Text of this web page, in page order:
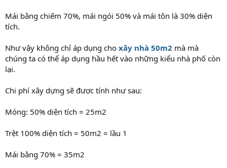
Mái bằng chiếm 70%, mái ngói 50% và mái tôn là 30% diện
tích.
Như vậy không chỉ áp dụng cho xây nhà 50m2 mà mà
chúng ta có thể áp dụng hầu hết vào những kiểu nhà phố còn
lại.
Chi phí xây dựng sẽ được tính như sau:
Móng: 50% diện tích = 25m2
Trệt 100% diện tích = 50m2 = lầu 1
Mái bằng 70% = 35m2